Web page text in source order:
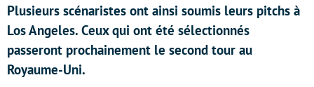
Plusieurs scénaristes ont ainsi soumis leurs pitchs à
Los Angeles. Ceux qui ont été sélectionnés
passeront prochainement le second tour au
Royaume-Uni.